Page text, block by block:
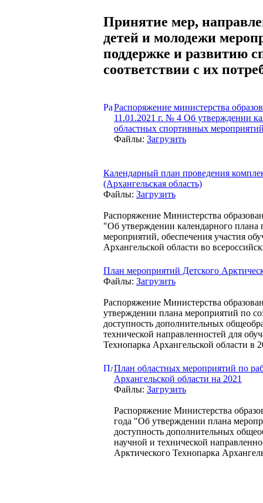
Принятие мер,
детей и молодежи
поддержке и развитию
соответствии с их
Распоряжение министерства
11.01.2021 г. № 4 Об утверждении
областных спортивных
Файлы: Загрузить
Календарный план проведения
(Архангельская область)
Файлы: Загрузить
Распоряжение Министерства
"Об утверждении календарного плана
мероприятий, обеспечения участия
Архангельской области во
План мероприятий Детского
Файлы: Загрузить
Распоряжение Министерства
утверждении плана мероприятий по
доступность дополнительных
технической направленностей для
Технопарка Архангельской области в
План областных мероприятий по
Архангельской области на 2021
Файлы: Загрузить
Распоряжение Министерства
года "Об утверждении плана
доступность дополнительных
научной и технической
Арктического Технопарка